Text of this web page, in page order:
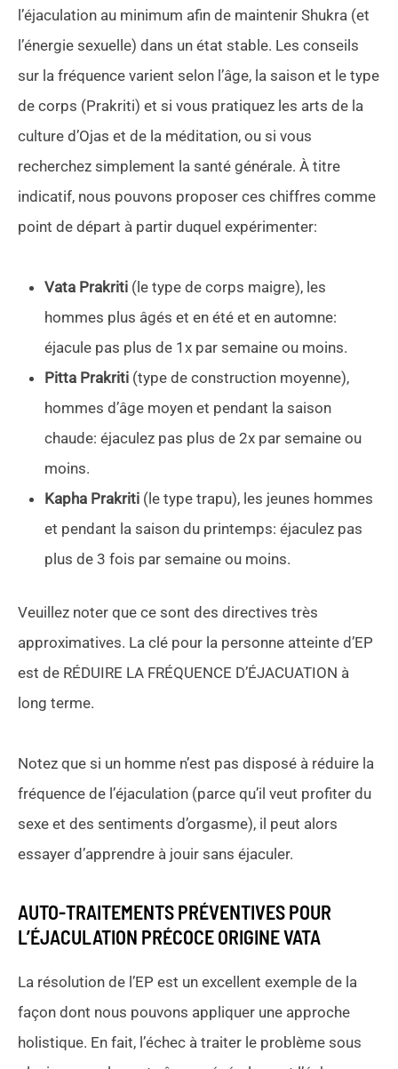
l’éjaculation au minimum afin de maintenir Shukra (et
l’énergie sexuelle) dans un état stable. Les conseils
sur la fréquence varient selon l’âge, la saison et le type
de corps (Prakriti) et si vous pratiquez les arts de la
culture d’Ojas et de la méditation, ou si vous
recherchez simplement la santé générale. À titre
indicatif, nous pouvons proposer ces chiffres comme
point de départ à partir duquel expérimenter:
Vata Prakriti(le type de corps maigre), les
hommes plus âgés et en été et en automne:
éjacule pas plus de 1x par semaine ou moins.
Pitta Prakriti(type de construction moyenne),
hommes d’âge moyen et pendant la saison
chaude: éjaculez pas plus de 2x par semaine ou
moins.
Kapha Prakriti(le type trapu), les jeunes hommes
et pendant la saison du printemps: éjaculez pas
plus de 3 fois par semaine ou moins.
Veuillez noter que ce sont des directives très
approximatives. La clé pour la personne atteinte d’EP
est de RÉDUIRE LA FRÉQUENCE D’ÉJACUATION à
long terme.
Notez que si un homme n’est pas disposé à réduire la
fréquence de l’éjaculation (parce qu’il veut profiter du
sexe et des sentiments d’orgasme), il peut alors
essayer d’apprendre à jouir sans éjaculer.
AUTO-TRAITEMENTS PRÉVENTIVES POUR
L’ÉJACULATION PRÉCOCE ORIGINE VATA
La résolution de l’EP est un excellent exemple de la
façon dont nous pouvons appliquer une approche
holistique. En fait, l’échec à traiter le problème sous